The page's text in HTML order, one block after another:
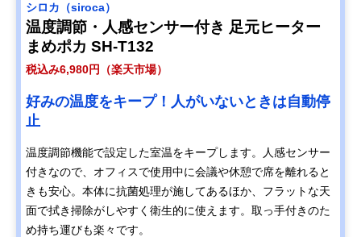
シロカ（siroca）
温度調節・人感センサー付き 足元ヒーター
まめポカ SH-T132
税込み6,980円（楽天市場）
好みの温度をキープ！人がいないときは自動停
止
温度調節機能で設定した室温をキープします。人感センサー
付きなので、オフィスで使用中に会議や休憩で席を離れると
きも安心。本体に抗菌処理が施してあるほか、フラットな天
面で拭き掃除がしやすく衛生的に使えます。取っ手付きのた
め持ち運びも楽々です。